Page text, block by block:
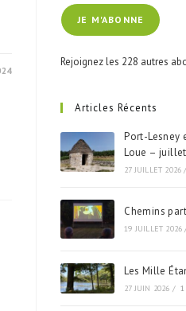
e-
mailJE M'ABONNE
Rejoignez les 228 autres
Articles Récents
Port-Lesney
Loue –
27 JUILLET 2026 /
Chemins
19 JUILLET 2026
Les Mille
27 JUIN 2026 / 1